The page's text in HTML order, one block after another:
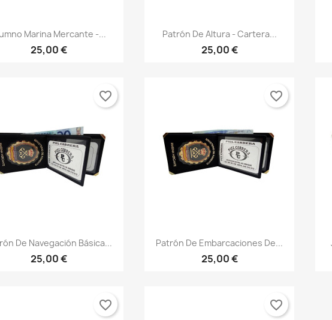
Vista rápida
Marina Mercante -...
25,00 €
Vista rápida
Patrón De Altura - Cartera...
25,00 €
 Vista rápida
De Navegación Básica...
25,00 €
favorite_border
 Vista rápida
Patrón De Embarcaciones De...
25,00 €
favorite_border
favorite_border favorite_border